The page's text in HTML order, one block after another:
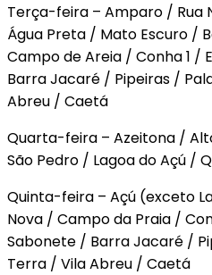
Terça-feira – Amparo / Rua
Água Preta / Mato Escuro /
Campo de Areia / Conha 1 /
Barra Jacaré / Pipeiras /
Abreu / Caetá
Quarta-feira – Azeitona /
São Pedro / Lagoa do Açú /
Quinta-feira – Açú (exceto
Nova / Campo da Praia /
Sabonete / Barra Jacaré /
Terra / Vila Abreu / Caetá